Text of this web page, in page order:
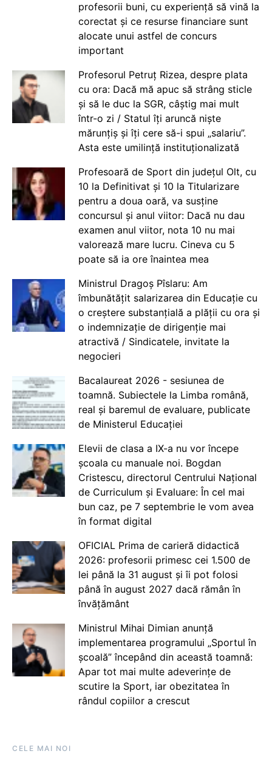
profesorii buni, cu experiență să vină la
corectat și ce resurse financiare sunt
alocate unui astfel de concurs
important
Profesorul Petruț Rizea, despre plata
cu ora: Dacă mă apuc să strâng sticle
și să le duc la SGR, câștig mai mult
într-o zi / Statul îți aruncă niște
mărunțiș și îți cere să-i spui „salariu”.
Asta este umilință instituționalizată
Profesoară de Sport din județul Olt, cu
10 la Definitivat și 10 la Titularizare
pentru a doua oară, va susține
concursul și anul viitor: Dacă nu dau
examen anul viitor, nota 10 nu mai
valorează mare lucru. Cineva cu 5
poate să ia ore înaintea mea
Ministrul Dragoș Pîslaru: Am
îmbunătățit salarizarea din Educație cu
o creștere substanțială a plății cu ora și
o indemnizație de dirigenție mai
atractivă / Sindicatele, invitate la
negocieri
Bacalaureat 2026 - sesiunea de
toamnă. Subiectele la Limba română,
real și baremul de evaluare, publicate
de Ministerul Educației
Elevii de clasa a IX-a nu vor începe
școala cu manuale noi. Bogdan
Cristescu, directorul Centrului Național
de Curriculum și Evaluare: În cel mai
bun caz, pe 7 septembrie le vom avea
în format digital
OFICIAL Prima de carieră didactică
2026: profesorii primesc cei 1.500 de
lei până la 31 august și îi pot folosi
până în august 2027 dacă rămân în
învățământ
Ministrul Mihai Dimian anunță
implementarea programului „Sportul în
școală” începând din această toamnă:
Apar tot mai multe adeverințe de
scutire la Sport, iar obezitatea în
rândul copiilor a crescut
CELE MAI NOI